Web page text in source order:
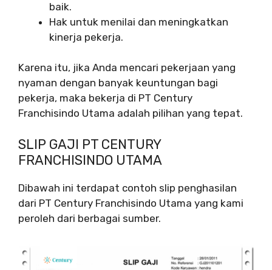
baik.
Hak untuk menilai dan meningkatkan
kinerja pekerja.
Karena itu, jika Anda mencari pekerjaan yang
nyaman dengan banyak keuntungan bagi
pekerja, maka bekerja di PT Century
Franchisindo Utama adalah pilihan yang tepat.
SLIP GAJI PT CENTURY
FRANCHISINDO UTAMA
Dibawah ini terdapat contoh slip penghasilan
dari PT Century Franchisindo Utama yang kami
peroleh dari berbagai sumber.